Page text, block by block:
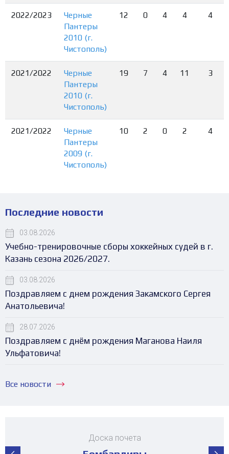
2022/2023
Черные
Пантеры
2010 (г.
Чистополь)
12 0 4 4 4
2021/2022
Черные
Пантеры
2010 (г.
Чистополь)
19 7 4 11 3
2021/2022
Черные
Пантеры
2009 (г.
Чистополь)
10 2 0 2 4
Последние новости
03.08.2026
Учебно-тренировочные сборы хоккейных судей в г.
Казань сезона 2026/2027.
03.08.2026
Поздравляем с днем рождения Закамского Сергея
Анатольевича!
28.07.2026
Поздравляем с днём рождения Маганова Наиля
Ульфатовича!
Все новости
Доска почета